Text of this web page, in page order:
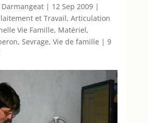
| 12 Sep 2009|
et Travail, Articulation
Vie Famille, Matériel,
, Sevrage, Vie de famille | 9